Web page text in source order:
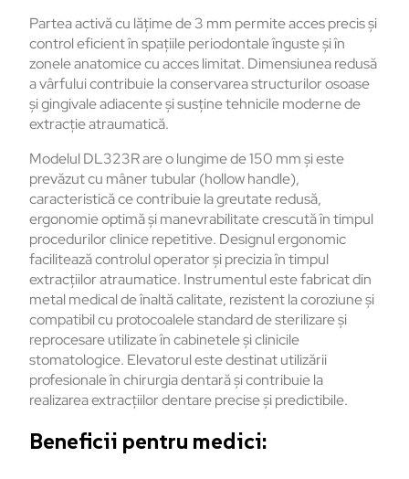
Partea activă cu lățime de 3 mm permite acces precis și
control eficient în spațiile periodontale înguste și în
zonele anatomice cu acces limitat. Dimensiunea redusă
a vârfului contribuie la conservarea structurilor osoase
și gingivale adiacente și susține tehnicile moderne de
extracție atraumatică.
Modelul DL323R are o lungime de 150 mm și este
prevăzut cu mâner tubular (hollow handle),
caracteristică ce contribuie la greutate redusă,
ergonomie optimă și manevrabilitate crescută în timpul
procedurilor clinice repetitive. Designul ergonomic
facilitează controlul operator și precizia în timpul
extracțiilor atraumatice. Instrumentul este fabricat din
metal medical de înaltă calitate, rezistent la coroziune și
compatibil cu protocoalele standard de sterilizare și
reprocesare utilizate în cabinetele și clinicile
stomatologice. Elevatorul este destinat utilizării
profesionale în chirurgia dentară și contribuie la
realizarea extracțiilor dentare precise și predictibile.
Beneficii pentru medici: